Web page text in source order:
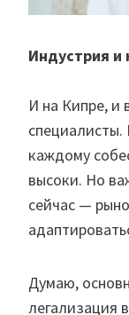
Индустрия и
И на Кипре, и
специалисты.
каждому
высоки. Но
сейчас —
Думаю,
легализация